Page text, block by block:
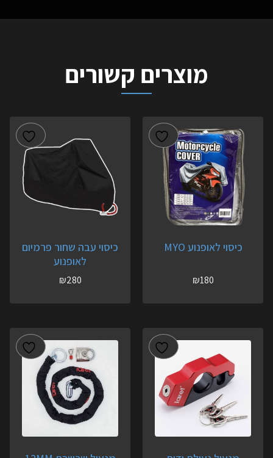
מוצרים קשורים
כיסוי לאופנוע MYO
₪180
כיסוי עבה שחור פרמיום
לאופנוע
₪280